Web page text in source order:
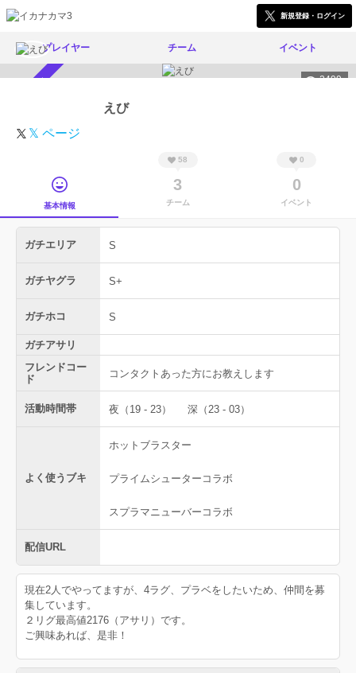
新規登録・ログイン
プレイヤー チーム イベント
2499
えび
𝕏 ページ
基本情報
58
3
チーム
0
0
イベント
ガチエリア S
ガチヤグラ S+
ガチホコ S
ガチアサリ
フレンドコー
ド
コンタクトあった方にお教えします
活動時間帯 夜（19 - 23） 深（23 - 03）
よく使うブキ
ホットブラスター
プライムシューターコラボ
スプラマニューバーコラボ
配信URL
現在2人でやってますが、4ラグ、プラベをしたいため、仲間を募
集しています。
２リグ最高値2176（アサリ）です。
ご興味あれば、是非！